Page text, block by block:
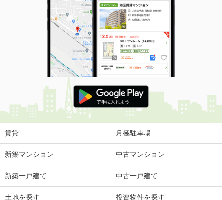
賃貸 月極駐車場
新築マンション 中古マンション
新築一戸建て 中古一戸建て
土地を探す 投資物件を探す